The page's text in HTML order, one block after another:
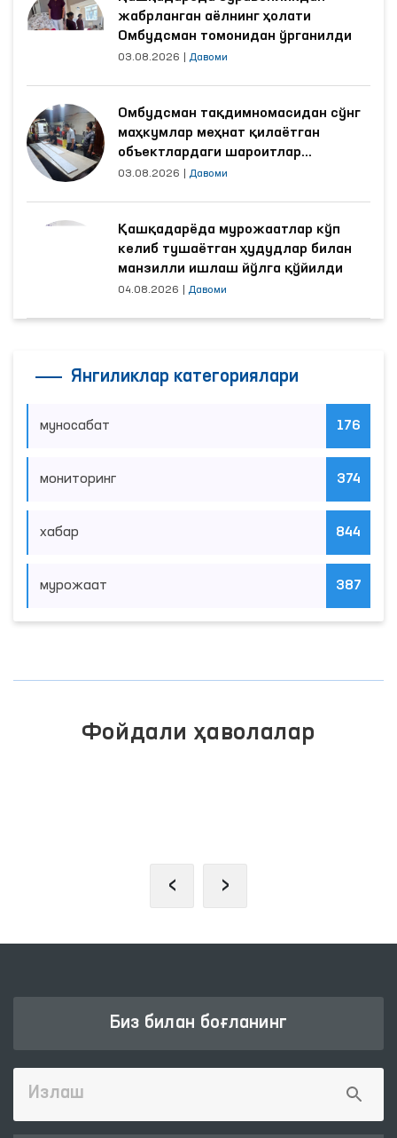
жабрланган аёлнинг ҳолати
Омбудсман томонидан ўрганилди
03.08.2026 Давоми
Омбудсман тақдимномасидан сўнг
маҳкумлар меҳнат қилаётган
объектлардаги шароитлар
яхшиланди
03.08.2026 Давоми
Қашқадарёда мурожаатлар кўп
келиб тушаётган ҳудудлар билан
манзилли ишлаш йўлга қўйилди
04.08.2026 Давоми
Янгиликлар категориялари
муносабат 176
мониторинг 374
хабар 844
мурожаат 387
Фойдали ҳаволалар
‹ ›
Биз билан боғланинг